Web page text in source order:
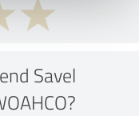
Savel